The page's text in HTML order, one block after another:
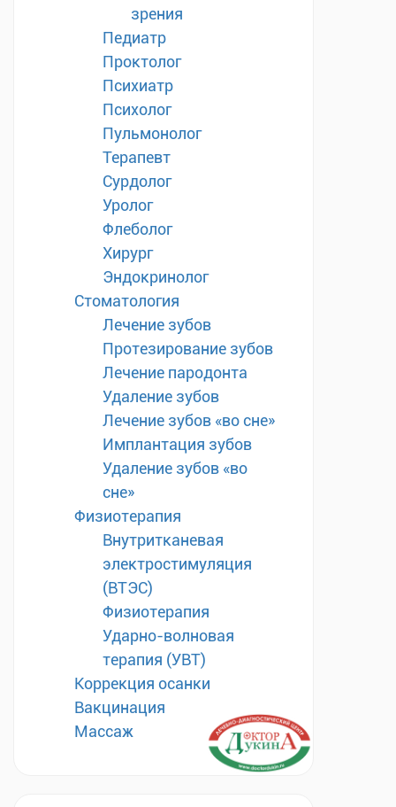
зрения
Педиатр
Проктолог
Психиатр
Психолог
Пульмонолог
Терапевт
Сурдолог
Уролог
Флеболог
Хирург
Эндокринолог
Стоматология
Лечение зубов
Протезирование зубов
Лечение пародонта
Удаление зубов
Лечение зубов «во сне»
Имплантация зубов
Удаление зубов «во
сне»
Физиотерапия
Внутритканевая
электростимуляция
(ВТЭС)
Физиотерапия
Ударно-волновая
терапия (УВТ)
Коррекция осанки
Вакцинация
Массаж